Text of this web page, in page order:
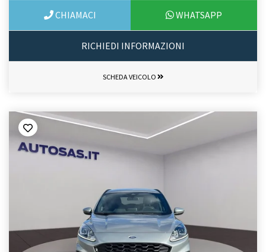
CHIAMACI WHATSAPP
RICHIEDI INFORMAZIONI
SCHEDA VEICOLO